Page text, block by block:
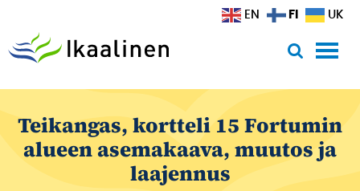
Teikangas, kortteli 15 Fortumin
alueen asemakaava, muutos ja
laajennus
EN FI UK